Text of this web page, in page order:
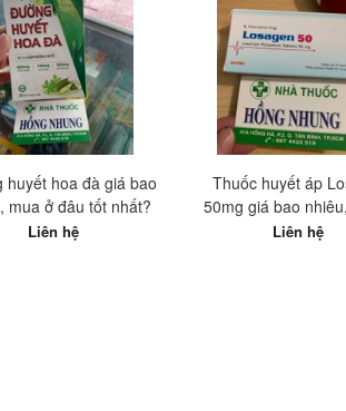
huyết hoa đà giá bao
mua ở đâu tốt nhất?
Liên hệ
Thuốc huyết áp
50mg giá bao
đâu tốt nhất?
Liên hệ